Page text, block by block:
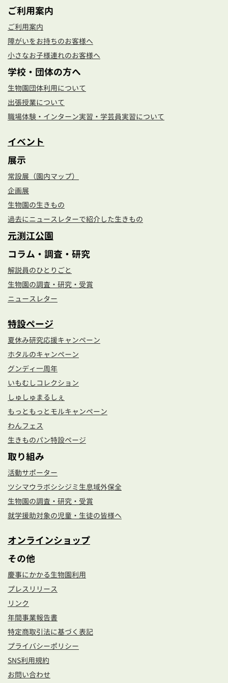
ご利用案内
ご利用案内
障がいをお持ちのお客様へ
小さなお子様連れのお客様へ
学校・団体の方へ
生物園団体利用について
出張授業について
職場体験・インターン実習・学芸員実習について
イベント
展示
常設展（園内マップ）
企画展
生物園の生きもの
過去にニュースレターで紹介した生きもの
元渕江公園
コラム・調査・研究
解説員のひとりごと
生物園の調査・研究・受賞
ニュースレター
特設ページ
夏休み研究応援キャンペーン
ホタルのキャンペーン
グンディ一周年
いもむしコレクション
しゅしゅまるしぇ
もっともっとモルキャンペーン
わんフェス
生きものパン特設ページ
取り組み
活動サポーター
ツシマウラボシシジミ生息域外保全
生物園の調査・研究・受賞
就学援助対象の児童・生徒の皆様へ
オンラインショップ
その他
慶事にかかる生物園利用
プレスリリース
リンク
年間事業報告書
特定商取引法に基づく表記
プライバシーポリシー
SNS利用規約
お問い合わせ